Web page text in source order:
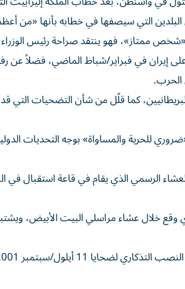
التي سيصفها في خطابه بأنها «من
«شخص ممتاز»، فهو ينتقد صراحة رئيس
إيران في فبراير/شباط الماضي، فضلاً عن
الحرب.
كما قلّل من شأن التضحيات التي
للحرية والمساواة» بوجه التحديات
خلال العشاء الرسمي الذي يقام في قاعة
وقع خلال عشاء مراسلي البيت الأبيض،